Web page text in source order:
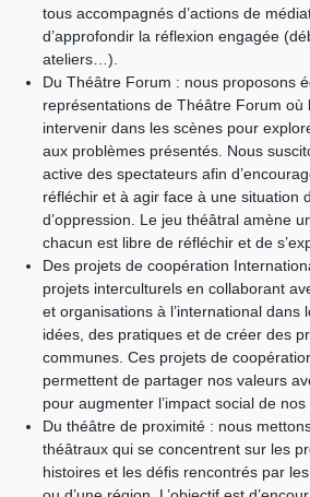
tous accompagnés d’actions de
d’approfondir la réflexion engagée
ateliers…).
Du Théâtre Forum : nous proposons
représentations de Théâtre Forum où
intervenir dans les scènes pour
aux problèmes présentés. Nous
active des spectateurs afin
réfléchir et à agir face à une situation
d’oppression. Le jeu théâtral amène
chacun est libre de réfléchir et de
Des projets de coopération
projets interculturels en collaborant
et organisations à l’international dans
idées, des pratiques et de créer des
communes. Ces projets de
permettent de partager nos valeurs
pour augmenter l’impact social de nos
Du théâtre de proximité : nous
théâtraux qui se concentrent sur les
histoires et les défis rencontrés par